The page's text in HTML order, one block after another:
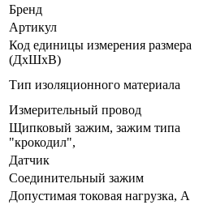
Бренд
Артикул
Код единицы измерения размера
(ДхШхВ)
Тип изоляционного материала
Измерительный провод
Щипковый зажим, зажим типа
"крокодил",
Датчик
Соединительный зажим
Допустимая токовая нагрузка, А